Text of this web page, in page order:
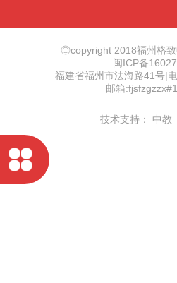
◎copyright 2018福州格
闽ICP备
福建省福州市法海路41号|
邮箱
技术支持： 中教